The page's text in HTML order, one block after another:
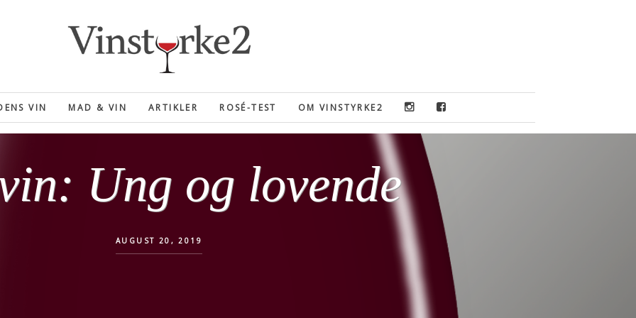
VIN MAD & VIN ARTIKLER ROSÉ-TEST OM VINSTYRKE2
Ung og lovende
AUGUST 20, 2019